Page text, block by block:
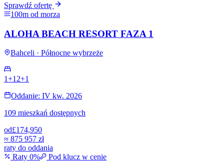
Sprawdź ofertę
100m od morza
ALOHA BEACH RESORT FAZA 1
Bahceli · Północne wybrzeże
1+1 2+1
Oddanie: IV kw. 2026
109 mieszkań dostępnych
od£174,950
≈ 875 957 zł
raty do oddania
Raty 0%
Pod klucz w cenie